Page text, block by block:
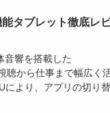
タブレット徹底レ
音響を搭載した
聴から仕事まで幅広く
より、アプリの切り替